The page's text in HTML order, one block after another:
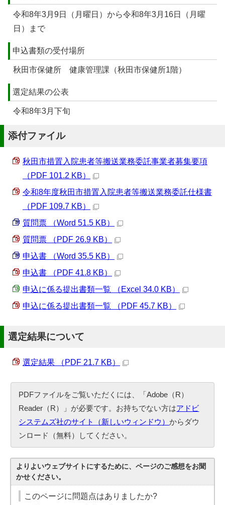
令和8年3月9日（月曜日）から令和8年3月16日（月曜
日）まで
申込書類の受付場所
秋田市保健所 健康管理課（秋田市保健所1階）
選定結果の公表
令和8年3月下旬
添付ファイル
秋田市措置入院患者等搬送業務委託事業者募集要項
（PDF 101.2 KB）
令和8年度秋田市措置入院患者等搬送業務委託仕様書
（PDF 109.7 KB）
質問票 （Word 51.5 KB）
質問票 （PDF 26.9 KB）
申込書 （Word 35.5 KB）
申込書 （PDF 41.8 KB）
申込に係る提出書類一覧 （Excel 34.0 KB）
申込に係る提出書類一覧 （PDF 45.7 KB）
選定結果について
選定結果 （PDF 21.7 KB）
PDFファイルをご覧いただくには、「Adobe（R）
Reader（R）」が必要です。お持ちでない方はアドビ
システムズ社のサイト（新しいウィンドウ）からダウ
ンロード（無料）してください。
よりよいウェブサイトにするために、ページのご感想をお聞
かせください。
このページに問題点はありましたか?